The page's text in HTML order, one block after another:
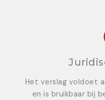
Het verslag voldoet
en is bruikbaar bij